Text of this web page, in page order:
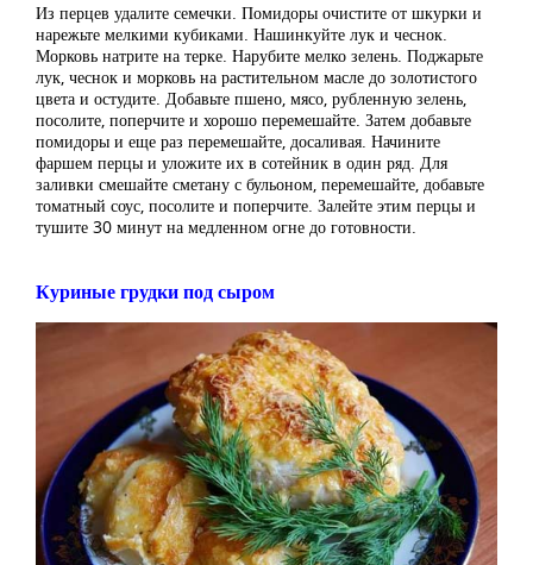
Из перцев удалите семечки. Помидоры очистите от шкурки и
нарежьте мелкими кубиками. Нашинкуйте лук и чеснок.
Морковь натрите на терке. Нарубите мелко зелень. Поджарьте
лук, чеснок и морковь на растительном масле до золотистого
цвета и остудите. Добавьте пшено, мясо, рубленную зелень,
посолите, поперчите и хорошо перемешайте. Затем добавьте
помидоры и еще раз перемешайте, досаливая. Начините
фаршем перцы и уложите их в сотейник в один ряд. Для
заливки смешайте сметану с бульоном, перемешайте, добавьте
томатный соус, посолите и поперчите. Залейте этим перцы и
тушите 30 минут на медленном огне до готовности.
Куриные грудки под сыром